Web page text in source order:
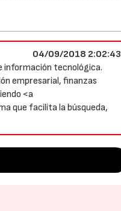
04/09/2018 2:02:43
información tecnológica.
empresarial, finanzas
<a
que facilita la búsqueda,